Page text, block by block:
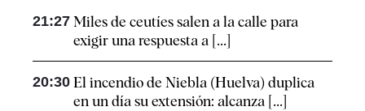
21:27 Miles de ceutíes salen a la calle para
exigir una respuesta a [...]
20:30 El incendio de Niebla (Huelva) duplica
en un día su extensión: alcanza [...]